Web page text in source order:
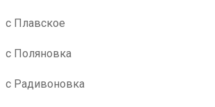
с Плавское
с Поляновка
с Радивоновка